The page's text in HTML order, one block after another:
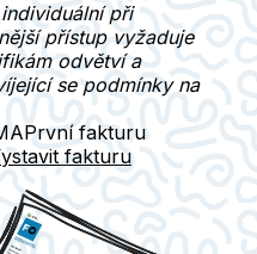
při
přístup vyžaduje
odvětví a
se podmínky na
První fakturu
fakturu